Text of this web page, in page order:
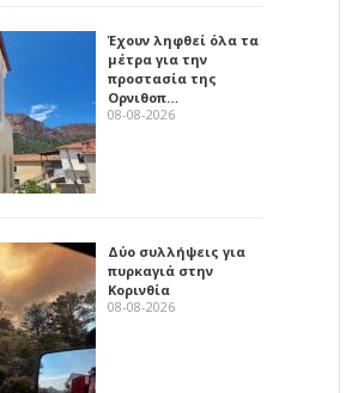
Έχουν ληφθεί όλα τα
μέτρα για την
προστασία της
Ορνιθοπ…
08-08-2026
Δύο συλλήψεις για
πυρκαγιά στην
Κορινθία
08-08-2026